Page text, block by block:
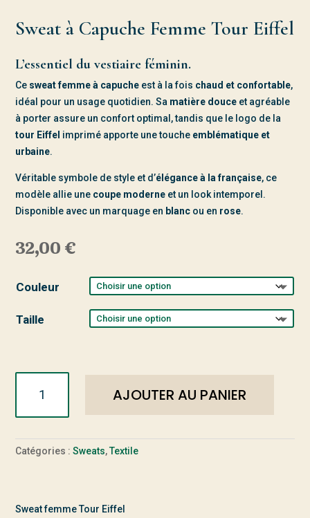
Sweat à Capuche Femme Tour Eiffel
L’essentiel du vestiaire féminin.
Ce sweat femme à capuche est à la fois chaud et confortable,
idéal pour un usage quotidien. Sa matière douce et agréable
à porter assure un confort optimal, tandis que le logo de la
tour Eiffel imprimé apporte une touche emblématique et
urbaine.
Véritable symbole de style et d’élégance à la française, ce
modèle allie une coupe moderne et un look intemporel.
Disponible avec un marquage en blanc ou en rose.
32,00 €
Couleur
Taille
Capuche
Femme
AJOUTER AU PANIER
Catégories :Sweats,Textile
Sweat femme Tour Eiffel